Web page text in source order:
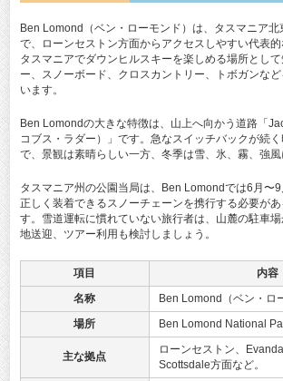
Ben Lomond（ベン・ローモンド）は、タスマニア北
で、ローンセストン方面からアクセスしやすい代表的
タスマニアでダウンヒルスキーを楽しめる場所とし
ー、スノーボード、クロスカントリー、トボガンな
います。
Ben Lomondの大きな特徴は、山上へ向かう道路「
コブス・ラダー）」です。急なスイッチバックが続
で、景観は素晴らしい一方、冬季は雪、氷、霧、強風
タスマニア州の公園当局は、Ben Lomondでは6月〜
正しく装着できるスノーチェーンを携行する必要があ
す。雪道運転に慣れていない旅行者は、山麓の駐車
地送迎、ツアー利用も検討しましょう。
項目
内容
名称
Ben Lomond（ベン・ロ
場所
Ben Lomond National
主な拠点
ローンセストン、
Scottsdale方面など。